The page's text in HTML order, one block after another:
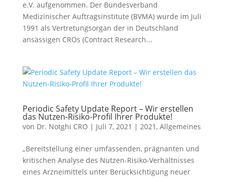
e.V. aufgenommen. Der Bundesverband
Medizinischer Auftragsinstitute (BVMA) wurde im Juli
1991 als Vertretungsorgan der in Deutschland
ansässigen CROs (Contract Research...
Periodic Safety Update Report – Wir erstellen
das Nutzen-Risiko-Profil Ihrer Produkte!
von Dr. Notghi CRO | Juli 7, 2021 | 2021, Allgemeines
„Bereitstellung einer umfassenden, prägnanten und
kritischen Analyse des Nutzen-Risiko-Verhältnisses
eines Arzneimittels unter Berücksichtigung neuer